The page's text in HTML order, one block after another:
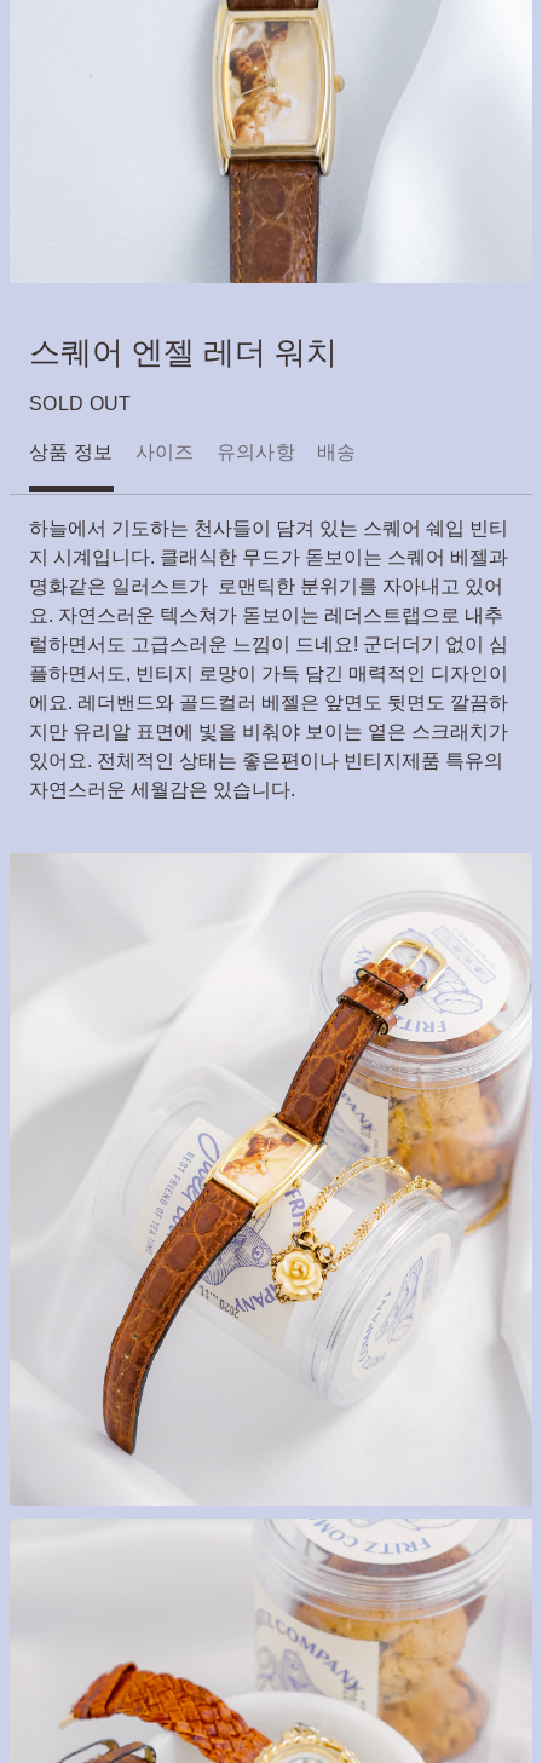
스퀘어 엔젤 레더 워치
SOLD OUT
상품 정보 사이즈 유의사항 배송
하늘에서 기도하는 천사들이 담겨 있는 스퀘어 쉐입 빈티
지 시계입니다. 클래식한 무드가 돋보이는 스퀘어 베젤과
명화같은 일러스트가 로맨틱한 분위기를 자아내고 있어
요. 자연스러운 텍스쳐가 돋보이는 레더스트랩으로 내추
럴하면서도 고급스러운 느낌이 드네요! 군더더기 없이 심
플하면서도, 빈티지 로망이 가득 담긴 매력적인 디자인이
에요. 레더밴드와 골드컬러 베젤은 앞면도 뒷면도 깔끔하
지만 유리알 표면에 빛을 비춰야 보이는 옅은 스크래치가
있어요. 전체적인 상태는 좋은편이나 빈티지제품 특유의
자연스러운 세월감은 있습니다.